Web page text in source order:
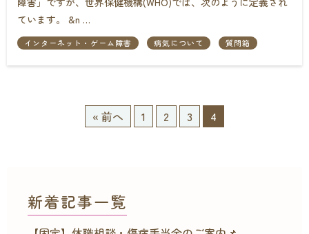
ています。 &n …
インターネット・ゲーム障害 病気について 質問箱
« 前へ 1 2 3 4
新着記事一覧